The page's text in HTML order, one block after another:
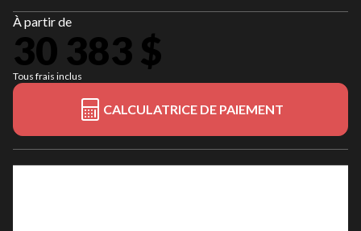
À partir de
30 383 $
Tous frais inclus
CALCULATRICE DE PAIEMENT